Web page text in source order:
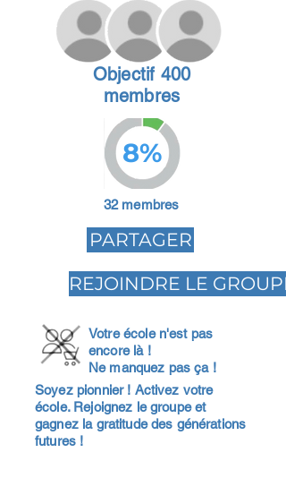
Objectif 400
membres
8%
32 membres
PARTAGER
REJOINDRE LE GROUPE
Votre école n'est pas
encore là !
Ne manquez pas ça !
Soyez pionnier ! Activez votre
école. Rejoignez le groupe et
gagnez la gratitude des générations
futures !